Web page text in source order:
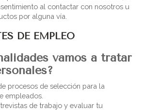
al contactar con nosotros u
por alguna vía.
DE EMPLEO
vamos a tratar
procesos de selección para la
empleados.
de trabajo y evaluar tu